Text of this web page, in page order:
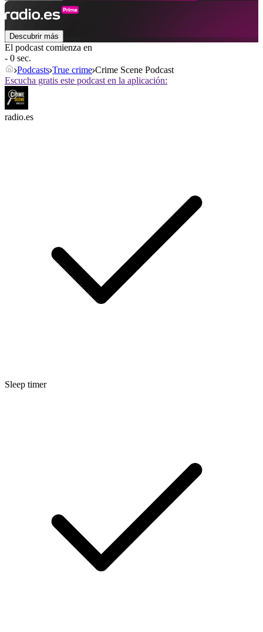
Descubrir más
El podcast comienza en
- 0 sec.
Podcasts True crime Crime Scene Podcast
Escucha gratis este podcast en la aplicación:
radio.es
Sleep timer